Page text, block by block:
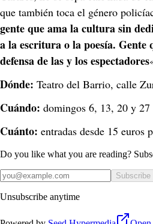
que también toca el género
gente que ama la cultura sin
a la escritura o la poesía. Gente
defensa de las y los espectadores
Dónde: Teatro del Barrio, calle
Cuándo: domingos 6, 13, 20 y
Cuánto: entradas desde 15 euros
Do you like what you are reading?
Subscribe
Unsubscribe anytime